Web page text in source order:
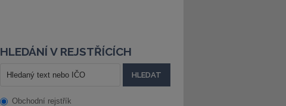
HLEDÁNÍ V REJSTŘÍCÍCH
Obchodní rejstřík